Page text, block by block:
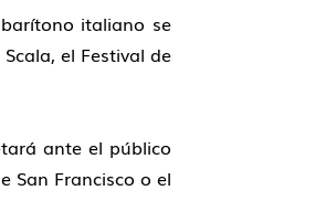
italiano se
el Festival de
ante el público
San Francisco o el